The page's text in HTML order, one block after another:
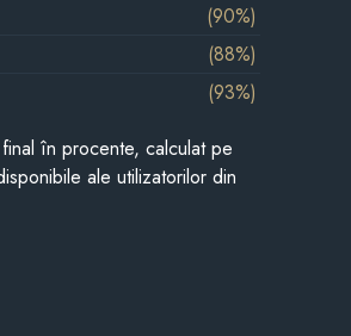
(90%)
(88%)
(93%)
în procente, calculat pe
ale utilizatorilor din